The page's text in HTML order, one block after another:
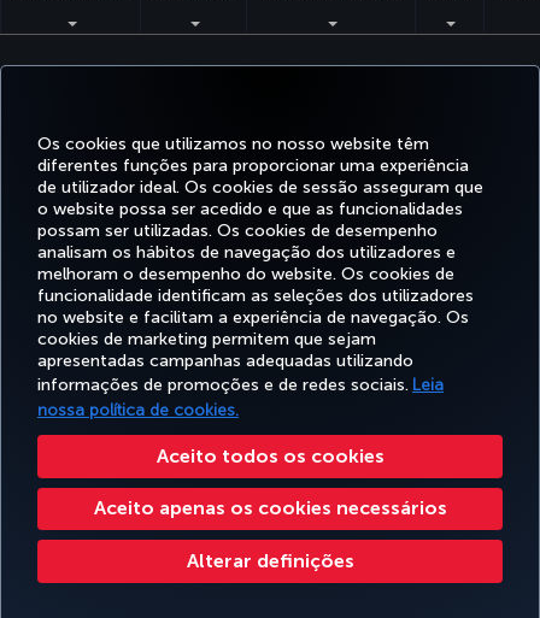
Os cookies que utilizamos no nosso website têm
diferentes funções para proporcionar uma experiência
de utilizador ideal. Os cookies de sessão asseguram que
o website possa ser acedido e que as funcionalidades
possam ser utilizadas. Os cookies de desempenho
analisam os hábitos de navegação dos utilizadores e
melhoram o desempenho do website. Os cookies de
funcionalidade identificam as seleções dos utilizadores
no website e facilitam a experiência de navegação. Os
cookies de marketing permitem que sejam
apresentadas campanhas adequadas utilizando
informações de promoções e de redes sociais. Leia
nossa política de cookies.
Aceito todos os cookies
Aceito apenas os cookies necessários
Alterar definições
Direitos dos Titulares dos Dados da UE
Turkish Airlines Copyright © 1996 - 2026